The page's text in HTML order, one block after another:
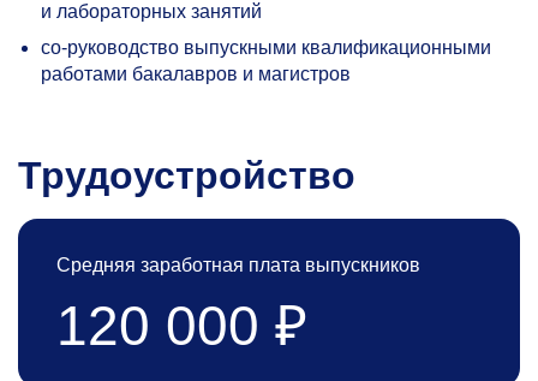
и лабораторных занятий
со-руководство выпускными квалификационными
работами бакалавров и магистров
Трудоустройство
Средняя заработная плата выпускников
120 000 ₽